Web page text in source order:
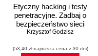
Etyczny hacking i testy
penetracyjne. Zadbaj o
bezpieczeństwo sieci
LAN i WLAN
Krzysztof Godzisz
(53,40 zł najniższa cena z 30 dni)